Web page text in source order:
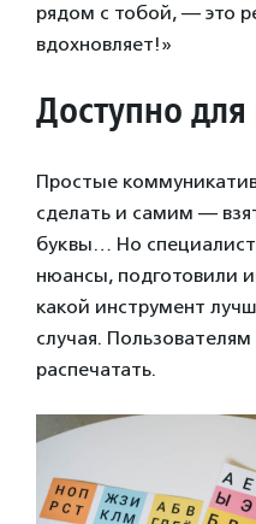
рядом с тобой, — это
вдохновляет!»
Доступно для
Простые
сделать и самим —
буквы… Но
нюансы, подготовили
какой инструмент
случая. Пользователям
распечатать.